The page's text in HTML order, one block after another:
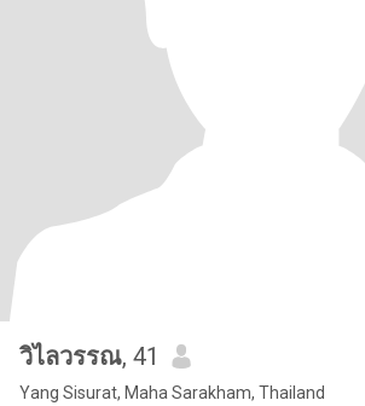
วิไลวรรณ, 41
Yang Sisurat, Maha Sarakham, Thailand